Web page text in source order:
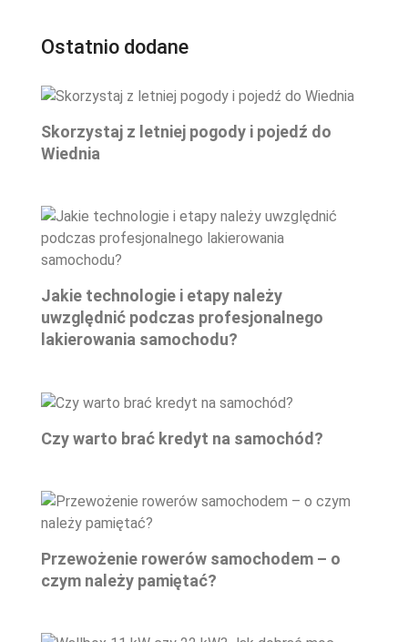
Ostatnio dodane
Skorzystaj z letniej pogody i pojedź do
Wiednia
Jakie technologie i etapy należy
uwzględnić podczas profesjonalnego
lakierowania samochodu?
Czy warto brać kredyt na samochód?
Przewożenie rowerów samochodem – o
czym należy pamiętać?